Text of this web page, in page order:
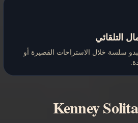
التلقائي
سلسة خلال الاستراحات القصيرة أو